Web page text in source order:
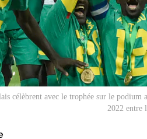
célèbrent avec le trophée sur le
2022 entre